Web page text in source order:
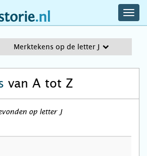
Merktekens op de letter J
van A tot Z
op letter J